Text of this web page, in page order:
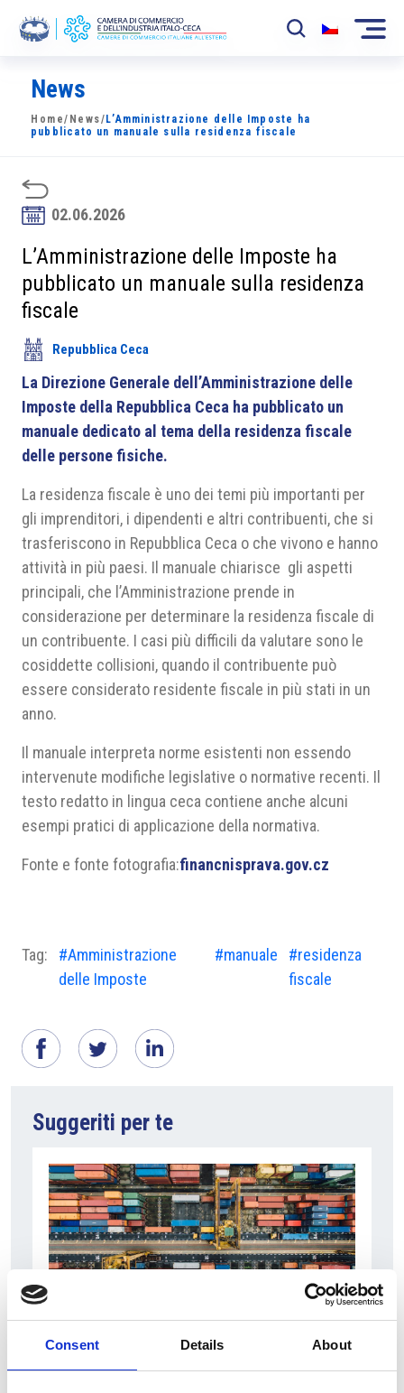
Consent Details About
La Camera
News
Sviluppo Mercato
Soci
Partner
Area riservata
News
Home/ News/ L’Amministrazione delle Imposte ha
pubblicato un manuale sulla residenza fiscale
02.06.2026
L’Amministrazione delle Imposte ha
pubblicato un manuale sulla residenza
fiscale
Repubblica Ceca
La Direzione Generale dell’Amministrazione delle
Imposte della Repubblica Ceca ha pubblicato un
manuale dedicato al tema della residenza fiscale
delle persone fisiche.
La residenza fiscale è uno dei temi più importanti per
gli imprenditori, i dipendenti e altri contribuenti, che si
trasferiscono in Repubblica Ceca o che vivono e hanno
attività in più paesi. Il manuale chiarisce gli aspetti
principali, che l’Amministrazione prende in
considerazione per determinare la residenza fiscale di
un contribuente. I casi più difficili da valutare sono le
cosiddette collisioni, quando il contribuente può
essere considerato residente fiscale in più stati in un
anno.
Il manuale interpreta norme esistenti non essendo
intervenute modifiche legislative o normative recenti. Il
testo redatto in lingua ceca contiene anche alcuni
esempi pratici di applicazione della normativa.
Fonte e fonte fotografia:financnisprava.gov.cz
Tag:
#Amministrazione
delle Imposte
#manuale
#residenza
fiscale
Suggeriti per te
6 Agosto 2026